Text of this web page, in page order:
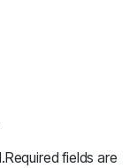
fields are